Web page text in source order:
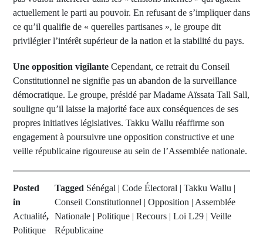
actuellement le parti au pouvoir. En refusant de s’impliquer dans
ce qu’il qualifie de « querelles partisanes », le groupe dit
privilégier l’intérêt supérieur de la nation et la stabilité du pays.
Une opposition vigilante Cependant, ce retrait du Conseil
Constitutionnel ne signifie pas un abandon de la surveillance
démocratique. Le groupe, présidé par Madame Aïssata Tall Sall,
souligne qu’il laisse la majorité face aux conséquences de ses
propres initiatives législatives. Takku Wallu réaffirme son
engagement à poursuivre une opposition constructive et une
veille républicaine rigoureuse au sein de l’Assemblée nationale.
Posted
in
Actualité,
Politique
Tagged Sénégal | Code Électoral | Takku Wallu |
Conseil Constitutionnel | Opposition | Assemblée
Nationale | Politique | Recours | Loi L29 | Veille
Républicaine